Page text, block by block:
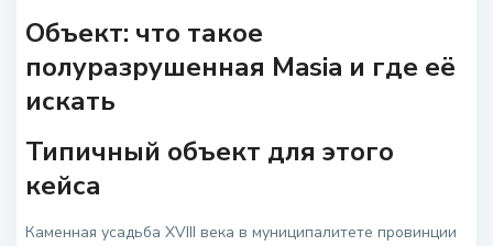
Объект: что такое
полуразрушенная Masia и где её
искать
Типичный объект для этого
кейса
Каменная усадьба XVIII века в муниципалитете провинции